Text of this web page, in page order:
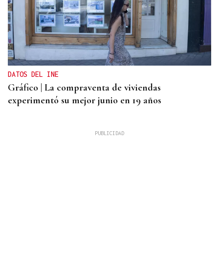
DATOS DEL INE
Gráfico | La compraventa de viviendas
experimentó su mejor junio en 19 años